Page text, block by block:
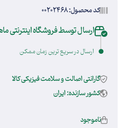
کد محصول: 00202468
ارسال توسط فروشگاه اینترنتی
ارسال در سریع ترین زمان ممکن
گارانتی اصالت و سلامت فیزیکی کالا
کشور سازنده: ایران
ناموجود